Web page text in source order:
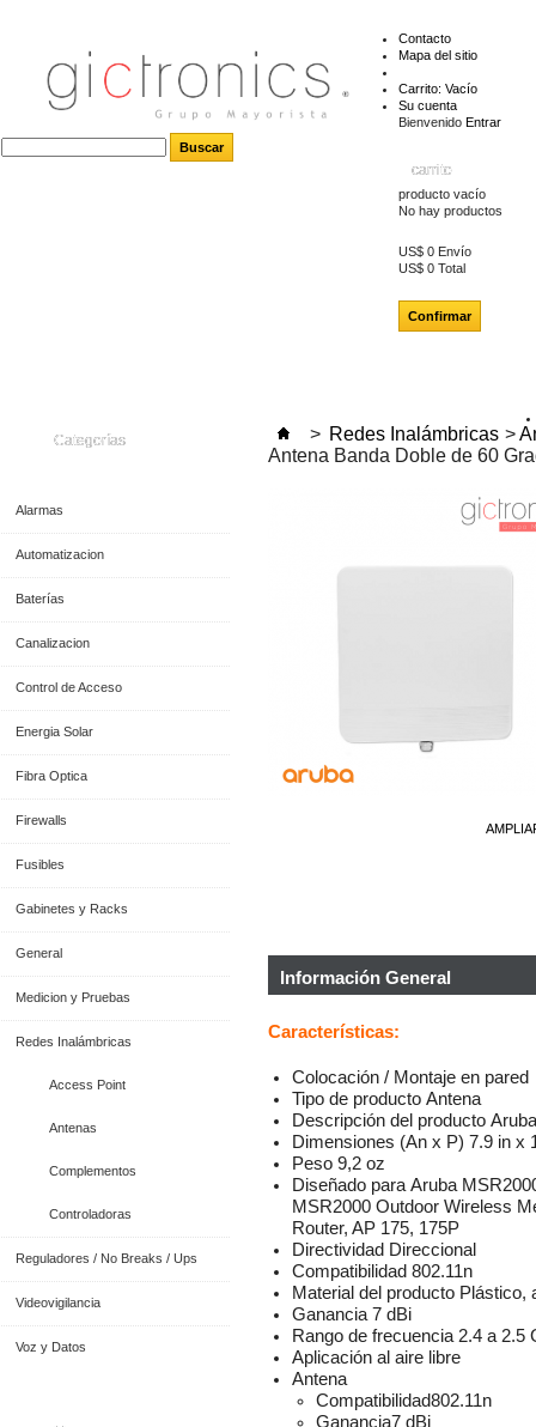
Contacto
Mapa del sitio
Carrito: Vacío
Su cuenta
Bienvenido Entrar
carrito
producto vacío
No hay productos
US$ 0 Envío
US$ 0 Total
Confirmar
Categorías
Alarmas
Automatizacion
Baterías
Canalizacion
Control de Acceso
Energia Solar
Fibra Optica
Firewalls
Fusibles
Gabinetes y Racks
General
Medicion y Pruebas
Redes Inalámbricas
Access Point
Antenas
Complementos
Controladoras
Reguladores / No Breaks / Ups
Videovigilancia
Voz y Datos
> Redes Inalámbricas >
Antena Banda Doble de 60
Información General
Características:
Colocación / Montaje en pared
Tipo de producto Antena
Descripción del producto
Dimensiones (An x P) 7.9 in x
Peso 9,2 oz
Diseñado para Aruba
MSR2000 Outdoor Wireless
Router, AP 175, 175P
Directividad Direccional
Compatibilidad 802.11n
Material del producto Plástico,
Ganancia 7 dBi
Rango de frecuencia 2.4 a 2.5
Aplicación al aire libre
Antena
Compatibilidad802.11n
Ganancia7 dBi